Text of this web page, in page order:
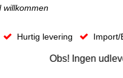
Hurtig levering Import/
Obs! Ingen